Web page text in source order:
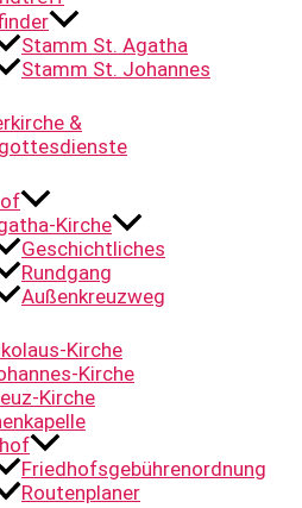
Stamm St. Agatha
Stamm St. Johannes
&
Kirche
Geschichtliches
Rundgang
Außenkreuzweg
Kirche
Kirche
Kirche
Friedhofsgebührenordnung
Routenplaner